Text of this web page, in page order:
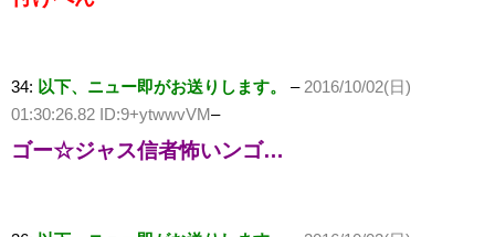
34: 以下、ニュー即がお送りします。 –2016/10/02(日)
01:30:26.82 ID:9+ytwwvVM–
ゴー☆ジャス信者怖いンゴ…